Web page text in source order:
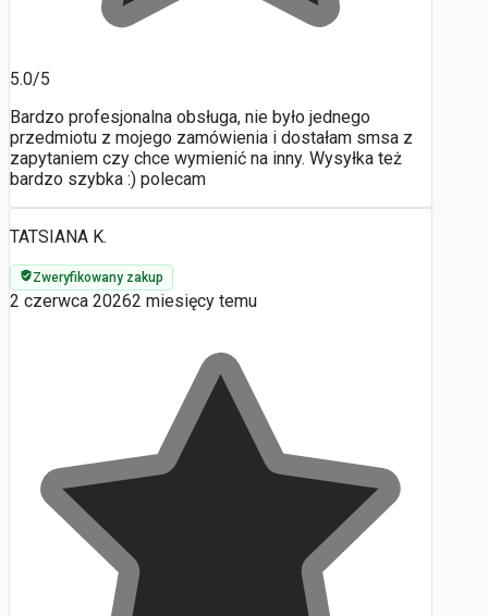
5.0/5
Bardzo profesjonalna obsługa, nie było jednego
przedmiotu z mojego zamówienia i dostałam smsa z
zapytaniem czy chce wymienić na inny. Wysyłka też
bardzo szybka :) polecam
TATSIANA K.
Zweryfikowany zakup
2 czerwca 20262 miesięcy temu